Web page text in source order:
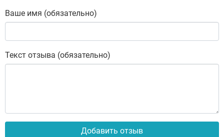
Ваше имя (обязательно)
Текст отзыва (обязательно)
Добавить отзыв